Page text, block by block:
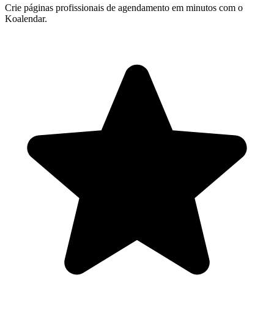
Crie páginas profissionais de agendamento em minutos com o
Koalendar.